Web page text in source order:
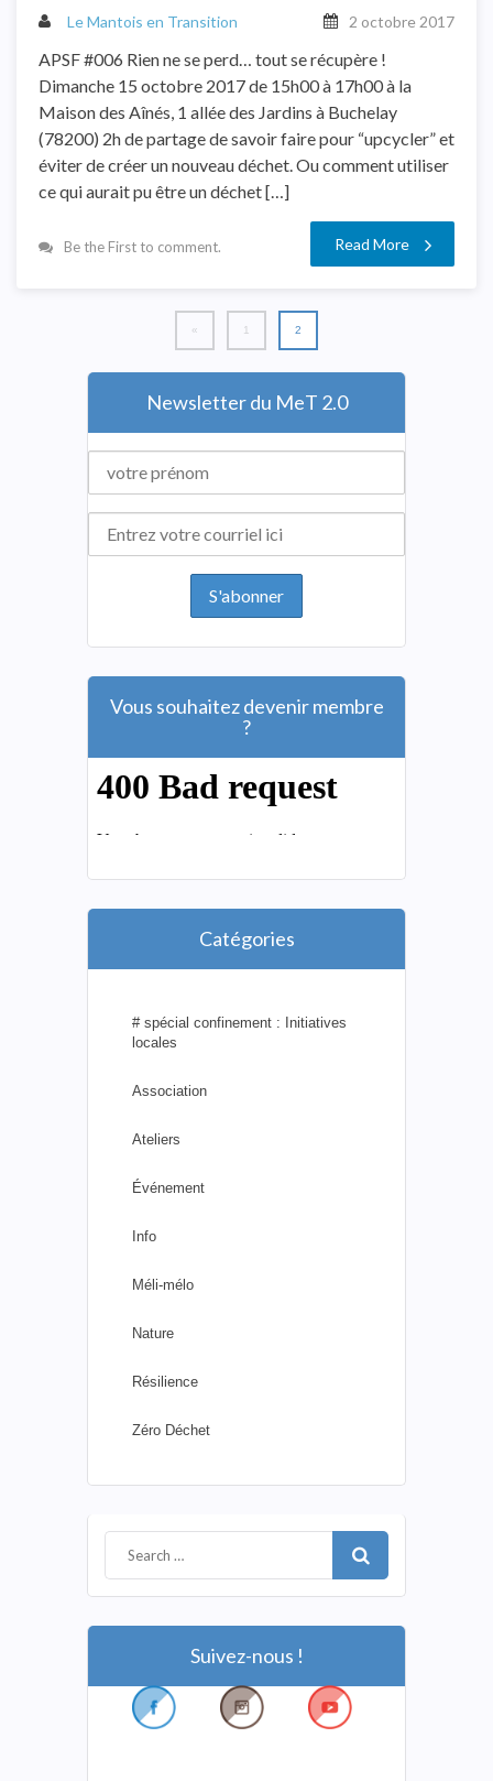
Le Mantois en Transition 2 octobre 2017
APSF #006 Rien ne se perd… tout se récupère !
Dimanche 15 octobre 2017 de 15h00 à 17h00 à la
Maison des Aînés, 1 allée des Jardins à Buchelay
(78200) 2h de partage de savoir faire pour “upcycler” et
éviter de créer un nouveau déchet. Ou comment utiliser
ce qui aurait pu être un déchet […]
Be the First to comment. Read More
« 1 2
Newsletter du MeT 2.0
Vous souhaitez devenir membre
?
Catégories
# spécial confinement : Initiatives
locales
Association
Ateliers
Événement
Info
Méli-mélo
Nature
Résilience
Zéro Déchet
Suivez-nous !